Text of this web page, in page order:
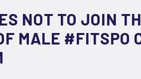
NOT TO JOIN
MALE #FITSPO